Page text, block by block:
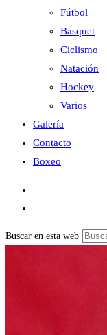
Fútbol
Basquet
Ciclismo
Natación
Hockey
Varios
Galería
Contacto
Boxeo
Buscar en esta web